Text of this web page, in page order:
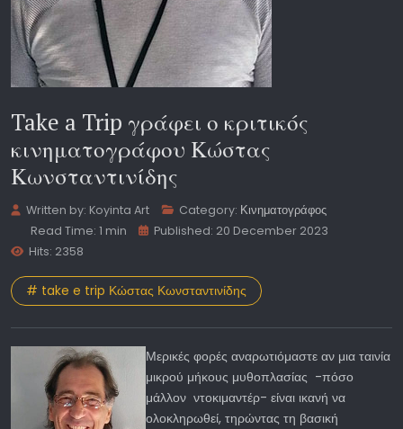
Take a Trip γράφει ο κριτικός
κινηματογράφου Κώστας
Κωνσταντινίδης
Written by: Koyinta Art Category: Κινηματογράφος
Read Time: 1 min
Published: 20 December 2023
Hits: 2358
# take e trip Κώστας Κωνσταντινίδης
Μερικές φορές αναρωτιόμαστε αν μια ταινία
μικρού μήκους μυθοπλασίας -πόσο
μάλλον ντοκιμαντέρ- είναι ικανή να
ολοκληρωθεί, τηρώντας τη βασική